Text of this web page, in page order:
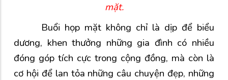
mặt.
Buổi họp mặt không chỉ là dịp để biểu
dương, khen thưởng những gia đình có nhiều
đóng góp tích cực trong cộng đồng, mà còn là
cơ hội để lan tỏa những câu chuyện đẹp, những